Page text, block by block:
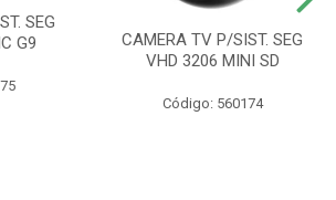
SEG
G9
CAMERA TV P/SIST. SEG
VHD 3206 MINI SD
Código: 560174